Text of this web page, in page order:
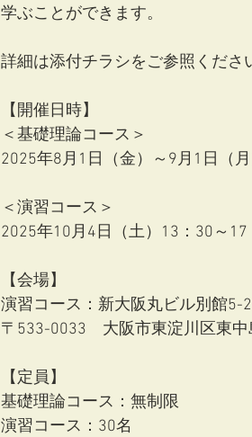
学ぶことができます。
詳細は添付チラシをご参照くださ
【開催日時】
＜基礎理論コース＞
2025年8月1日（金）～9月1日（
＜演習コース＞
2025年10月4日（土）13：30～17
【会場】
演習コース：新大阪丸ビル別館5-
〒533-0033　大阪市東淀川区東
【定員】
基礎理論コース：無制限
演習コース：30名